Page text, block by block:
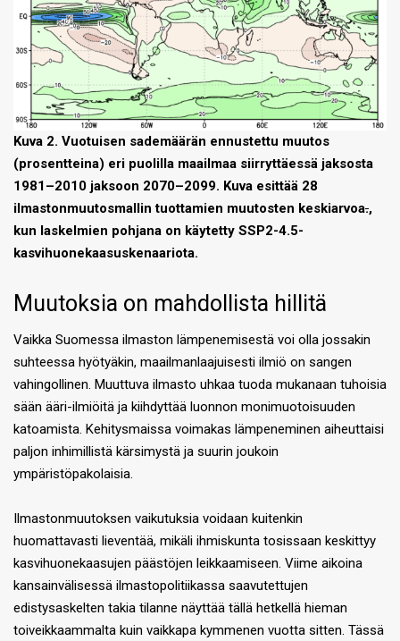
Kuva 2. Vuotuisen sademäärän ennustettu muutos
(prosentteina) eri puolilla maailmaa siirryttäessä jaksosta
1981–2010 jaksoon 2070–2099. Kuva esittää 28
ilmastonmuutosmallin tuottamien muutosten keskiarvoa.,
kun laskelmien pohjana on käytetty SSP2-4.5-
kasvihuonekaasuskenaariota.
Muutoksia on mahdollista hillitä
Vaikka Suomessa ilmaston lämpenemisestä voi olla jossakin
suhteessa hyötyäkin, maailmanlaajuisesti ilmiö on sangen
vahingollinen. Muuttuva ilmasto uhkaa tuoda mukanaan tuhoisia
sään ääri-ilmiöitä ja kiihdyttää luonnon monimuotoisuuden
katoamista. Kehitysmaissa voimakas lämpeneminen aiheuttaisi
paljon inhimillistä kärsimystä ja suurin joukoin
ympäristöpakolaisia.
Ilmastonmuutoksen vaikutuksia voidaan kuitenkin
huomattavasti lieventää, mikäli ihmiskunta tosissaan keskittyy
kasvihuonekaasujen päästöjen leikkaamiseen. Viime aikoina
kansainvälisessä ilmastopolitiikassa saavutettujen
edistysaskelten takia tilanne näyttää tällä hetkellä hieman
toiveikkaammalta kuin vaikkapa kymmenen vuotta sitten. Tässä